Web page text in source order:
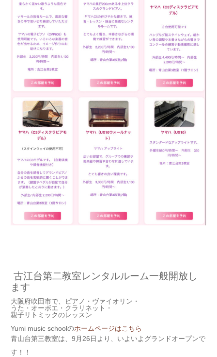
古江台第二教室レンタルルーム一般開放し
ます
大阪府吹田市で、ピアノ・ヴァイオリン・
うた・オーボエ・クラリネット・
親子リトミックのレッスン
Yumi music schoolのホームページはこちら
青山台第三教室は、9月26日より、いよいよグランドオープンで
す！！